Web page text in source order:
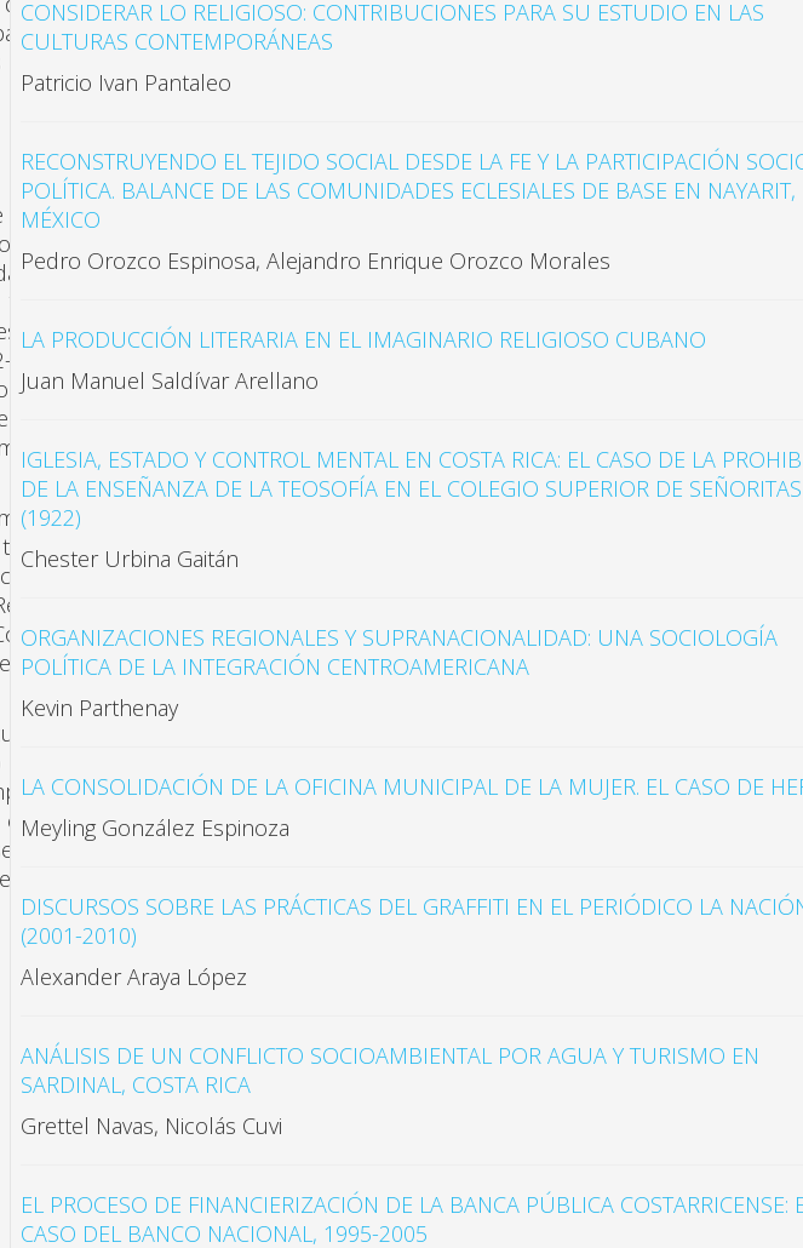
la
la
En
por
y la
A
al
esta
se
en el
de
CONSIDERAR LO RELIGIOSO: CONTRIBUCIONES PARA SU ESTUDIO EN LAS
CULTURAS CONTEMPORÁNEAS
Patricio Ivan Pantaleo
RECONSTRUYENDO EL TEJIDO SOCIAL DESDE LA FE Y LA PARTICIPACIÓN
POLÍTICA. BALANCE DE LAS COMUNIDADES ECLESIALES DE BASE EN NAYARIT,
MÉXICO
Pedro Orozco Espinosa, Alejandro Enrique Orozco Morales
LA PRODUCCIÓN LITERARIA EN EL IMAGINARIO RELIGIOSO CUBANO
Juan Manuel Saldívar Arellano
IGLESIA, ESTADO Y CONTROL MENTAL EN COSTA RICA: EL CASO DE LA
DE LA ENSEÑANZA DE LA TEOSOFÍA EN EL COLEGIO SUPERIOR DE SEÑORITAS
(1922)
Chester Urbina Gaitán
ORGANIZACIONES REGIONALES Y SUPRANACIONALIDAD: UNA SOCIOLOGÍA
POLÍTICA DE LA INTEGRACIÓN CENTROAMERICANA
Kevin Parthenay
LA CONSOLIDACIÓN DE LA OFICINA MUNICIPAL DE LA MUJER. EL CASO DE
Meyling González Espinoza
DISCURSOS SOBRE LAS PRÁCTICAS DEL GRAFFITI EN EL PERIÓDICO LA
(2001-2010)
Alexander Araya López
ANÁLISIS DE UN CONFLICTO SOCIOAMBIENTAL POR AGUA Y TURISMO EN
SARDINAL, COSTA RICA
Grettel Navas, Nicolás Cuvi
EL PROCESO DE FINANCIERIZACIÓN DE LA BANCA PÚBLICA COSTARRICENSE:
CASO DEL BANCO NACIONAL, 1995-2005